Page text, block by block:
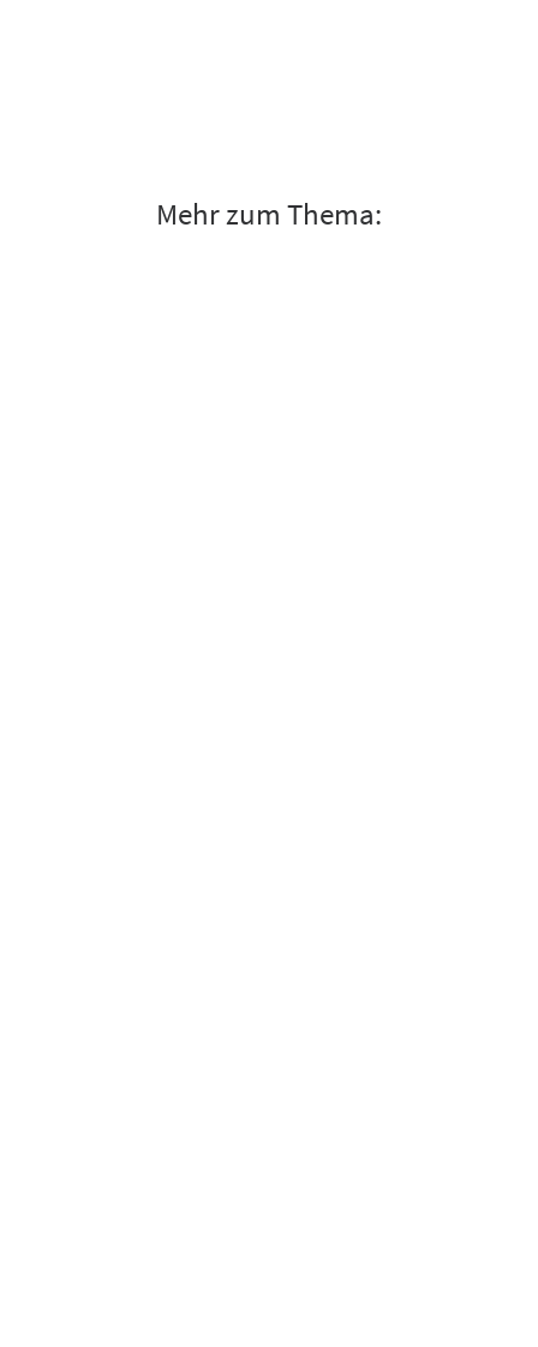
Mehr zum Thema: